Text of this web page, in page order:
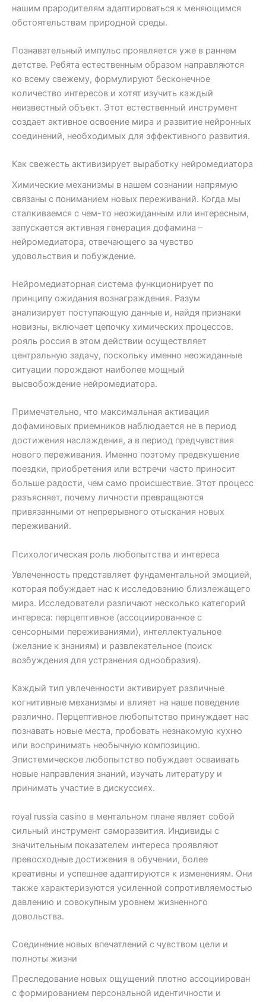
нашим прародителям адаптироваться к меняющимся
обстоятельствам природной среды.
Познавательный импульс проявляется уже в раннем
детстве. Ребята естественным образом направляются
ко всему свежему, формулируют бесконечное
количество интересов и хотят изучить каждый
неизвестный объект. Этот естественный инструмент
создает активное освоение мира и развитие нейронных
соединений, необходимых для эффективного развития.
Как свежесть активизирует выработку нейромедиатора
Химические механизмы в нашем сознании напрямую
связаны с пониманием новых переживаний. Когда мы
сталкиваемся с чем-то неожиданным или интересным,
запускается активная генерация дофамина –
нейромедиатора, отвечающего за чувство
удовольствия и побуждение.
Нейромедиаторная система функционирует по
принципу ожидания вознаграждения. Разум
анализирует поступающую данные и, найдя признаки
новизны, включает цепочку химических процессов.
рояль россия в этом действии осуществляет
центральную задачу, поскольку именно неожиданные
ситуации порождают наиболее мощный
высвобождение нейромедиатора.
Примечательно, что максимальная активация
дофаминовых приемников наблюдается не в период
достижения наслаждения, а в период предчувствия
нового переживания. Именно поэтому предвкушение
поездки, приобретения или встречи часто приносит
больше радости, чем само происшествие. Этот процесс
разъясняет, почему личности превращаются
привязанными от непрерывного отыскания новых
переживаний.
Психологическая роль любопытства и интереса
Увлеченность представляет фундаментальной эмоцией,
которая побуждает нас к исследованию близлежащего
мира. Исследователи различают несколько категорий
интереса: перцептивное (ассоциированное с
сенсорными переживаниями), интеллектуальное
(желание к знаниям) и развлекательное (поиск
возбуждения для устранения однообразия).
Каждый тип увлеченности активирует различные
когнитивные механизмы и влияет на наше поведение
различно. Перцептивное любопытство принуждает нас
познавать новые места, пробовать незнакомую кухню
или воспринимать необычную композицию.
Эпистемическое любопытство побуждает осваивать
новые направления знаний, изучать литературу и
принимать участие в дискуссиях.
royal russia casino в ментальном плане являет собой
сильный инструмент саморазвития. Индивиды с
значительным показателем интереса проявляют
превосходные достижения в обучении, более
креативны и успешнее адаптируются к изменениям. Они
также характеризуются усиленной сопротивляемостью
давлению и совокупным уровнем жизненного
довольства.
Соединение новых впечатлений с чувством цели и
полноты жизни
Преследование новых ощущений плотно ассоциирован
с формированием персональной идентичности и